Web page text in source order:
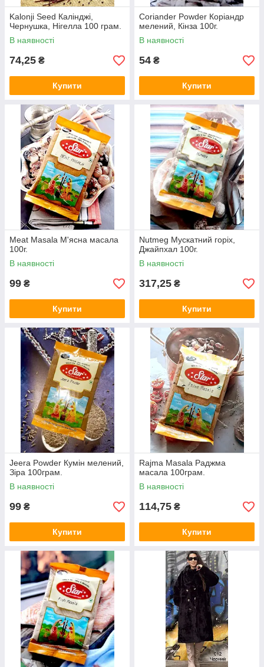
Kalonji Seed Калінджі,
Чернушка, Нігелла 100 грам.
В наявності
74,25 ₴
Купити
Coriander Powder Коріандр
мелений, Кінза 100г.
В наявності
54 ₴
Купити
Meat Masala М'ясна масала
100г.
В наявності
99 ₴
Купити
Nutmeg Мускатний горіх,
Джайпхал 100г.
В наявності
317,25 ₴
Купити
Jeera Powder Кумін мелений,
Зіра 100грам.
В наявності
99 ₴
Купити
Rajma Masala Раджма
масала 100грам.
В наявності
114,75 ₴
Купити